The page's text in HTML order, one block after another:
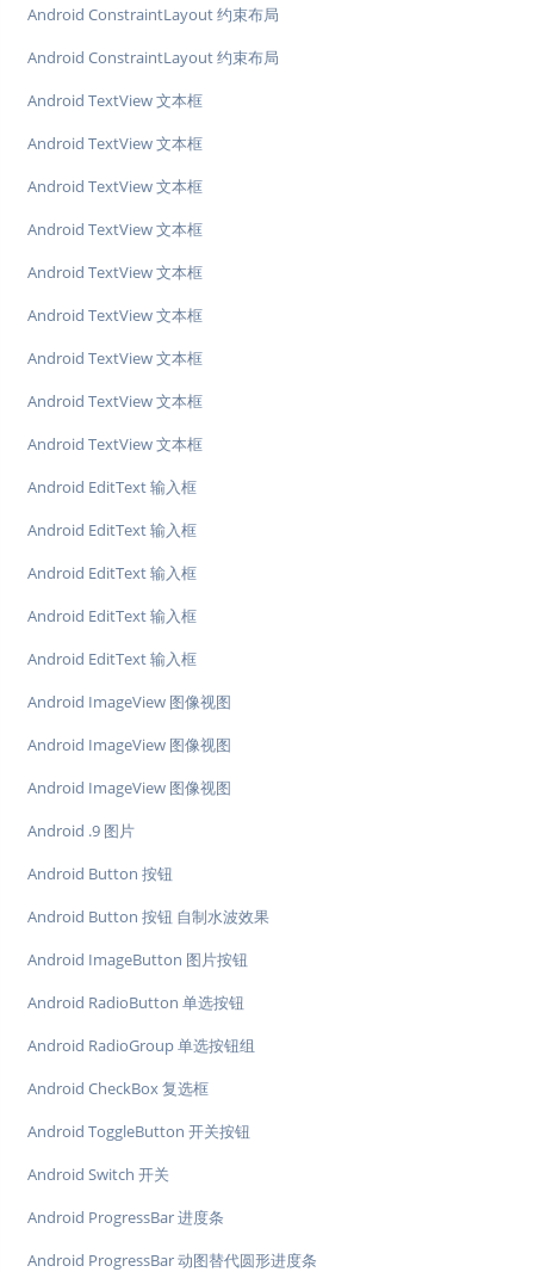
Android ConstraintLayout 约束布局
Android ConstraintLayout 约束布局
Android TextView 文本框
Android TextView 文本框
Android TextView 文本框
Android TextView 文本框
Android TextView 文本框
Android TextView 文本框
Android TextView 文本框
Android TextView 文本框
Android TextView 文本框
Android EditText 输入框
Android EditText 输入框
Android EditText 输入框
Android EditText 输入框
Android EditText 输入框
Android ImageView 图像视图
Android ImageView 图像视图
Android ImageView 图像视图
Android .9 图片
Android Button 按钮
Android Button 按钮 自制水波效果
Android ImageButton 图片按钮
Android RadioButton 单选按钮
Android RadioGroup 单选按钮组
Android CheckBox 复选框
Android ToggleButton 开关按钮
Android Switch 开关
Android ProgressBar 进度条
Android ProgressBar 动图替代圆形进度条